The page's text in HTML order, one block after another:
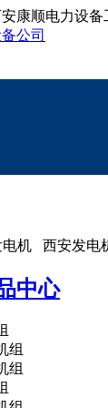
康顺电力设备
机 西安发电
中心
组
组